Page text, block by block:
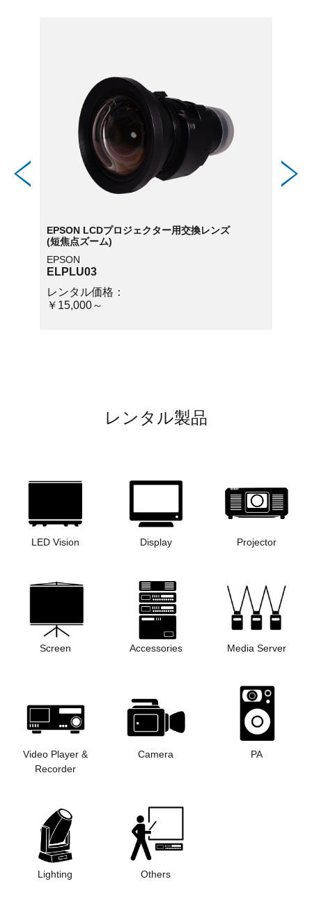
EPSON LCDプロジェクター用交換レンズ
(短焦点ズーム)
EPSON
ELPLU03
レンタル価格：
￥15,000～
レンタル製品
LED Vision Display Projector
Screen Accessories Media Server
Video Player &
Recorder
Camera PA
Lighting Others